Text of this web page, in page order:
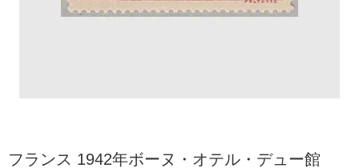
フランス 1942年ボーヌ・オテル・デュー館